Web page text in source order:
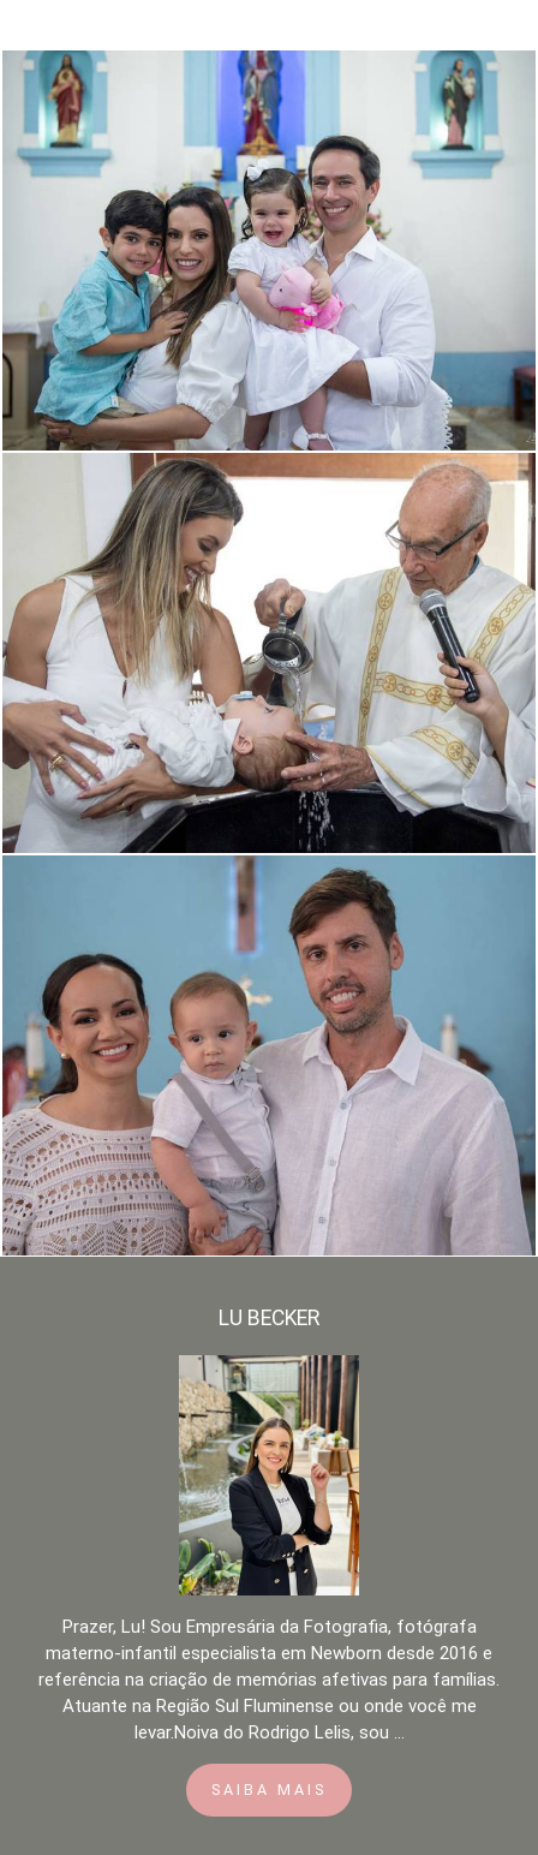
558 0
550 0
569 0
LU BECKER
Prazer, Lu! Sou Empresária da Fotografia, fotógrafa
materno-infantil especialista em Newborn desde 2016 e
referência na criação de memórias afetivas para famílias.
Atuante na Região Sul Fluminense ou onde você me
levar.Noiva do Rodrigo Lelis, sou ...
SAIBA MAIS